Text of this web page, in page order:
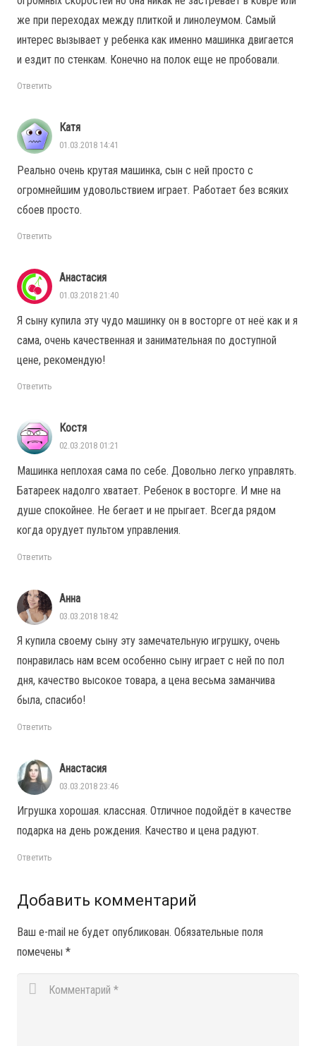
же при переходах между плиткой и линолеумом. Самый
интерес вызывает у ребенка как именно машинка двигается
и ездит по стенкам. Конечно на полок еще не пробовали.
Ответить
Катя
01.03.2018 14:41
Реально очень крутая машинка, сын с ней просто с
огромнейшим удовольствием играет. Работает без всяких
сбоев просто.
Ответить
Анастасия
01.03.2018 21:40
Я сыну купила эту чудо машинку он в восторге от неё как и я
сама, очень качественная и занимательная по доступной
цене, рекомендую!
Ответить
Костя
02.03.2018 01:21
Машинка неплохая сама по себе. Довольно легко управлять.
Батареек надолго хватает. Ребенок в восторге. И мне на
душе спокойнее. Не бегает и не прыгает. Всегда рядом
когда орудует пультом управления.
Ответить
Анна
03.03.2018 18:42
Я купила своему сыну эту замечательную игрушку, очень
понравилась нам всем особенно сыну играет с ней по пол
дня, качество высокое товара, а цена весьма заманчива
была, спасибо!
Ответить
Анастасия
03.03.2018 23:46
Игрушка хорошая. классная. Отличное подойдёт в качестве
подарка на день рождения. Качество и цена радуют.
Ответить
Добавить комментарий
Ваш e-mail не будет опубликован. Обязательные поля
помечены *